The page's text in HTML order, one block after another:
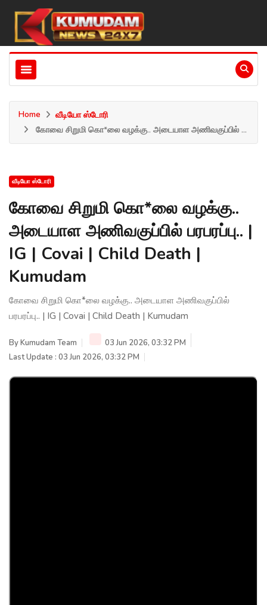
Home
வீடியோ ஸ்டோரி
கோவை சிறுமி கொ*லை வழக்கு.. அடையாள அணிவகுப்பில் ...
வீடியோ ஸ்டோரி
கோவை சிறுமி கொ*லை வழக்கு..
அடையாள அணிவகுப்பில் பரபரப்பு.. |
IG | Covai | Child Death |
Kumudam
கோவை சிறுமி கொ*லை வழக்கு.. அடையாள அணிவகுப்பில்
பரபரப்பு.. | IG | Covai | Child Death | Kumudam
ByKumudam Team
03 Jun 2026, 03:32 PM
Last Update : 03 Jun 2026, 03:32 PM